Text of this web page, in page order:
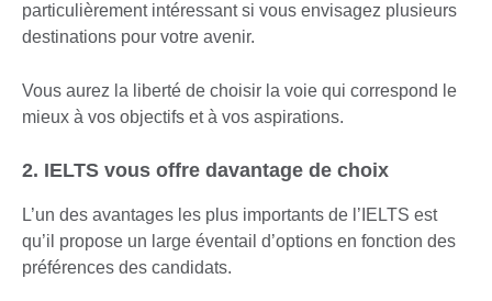
particulièrement intéressant si vous envisagez plusieurs
destinations pour votre avenir.
Vous aurez la liberté de choisir la voie qui correspond le
mieux à vos objectifs et à vos aspirations.
2. IELTS vous offre davantage de choix
L’un des avantages les plus importants de l’IELTS est
qu’il propose un large éventail d’options en fonction des
préférences des candidats.